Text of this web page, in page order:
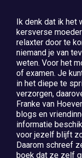
Ik denk dat ik het
kersverse
relaxter door te
niemand je van
weten. Voor het
of examen. Je
in het diepe te
verzorgen,
Franke van
blogs en
informatie
voor jezelf blijft
Daarom schreef
boek dat ze zelf